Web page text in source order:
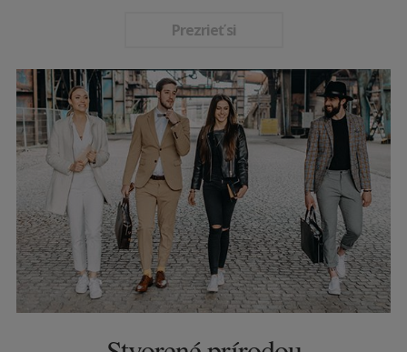
Prezrieť si